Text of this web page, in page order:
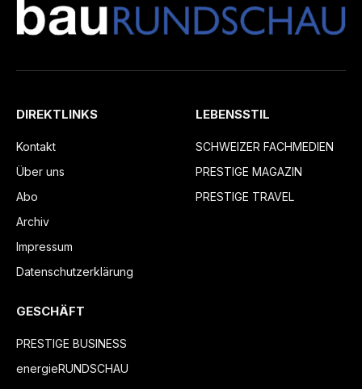
DIREKTLINKS
Kontakt
Über uns
Abo
Archiv
Impressum
Datenschutzerklärung
LEBENSSTIL
SCHWEIZER FACHMEDIEN
PRESTIGE MAGAZIN
PRESTIGE TRAVEL
GESCHÄFT
PRESTIGE BUSINESS
energieRUNDSCHAU